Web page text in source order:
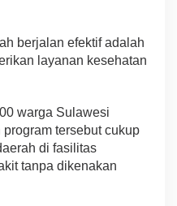
berjalan efektif adalah
layanan kesehatan
warga Sulawesi
tersebut cukup
di fasilitas
tanpa dikenakan